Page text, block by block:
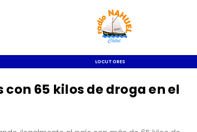
LOCUTORES
65 kilos de droga en el